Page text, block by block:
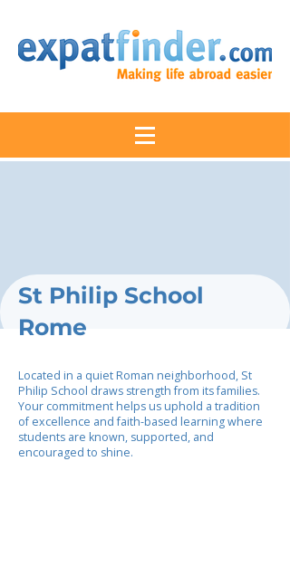
St Philip School
Rome
Located in a quiet Roman neighborhood, St
Philip School draws strength from its families.
Your commitment helps us uphold a tradition
of excellence and faith-based learning where
students are known, supported, and
encouraged to shine.